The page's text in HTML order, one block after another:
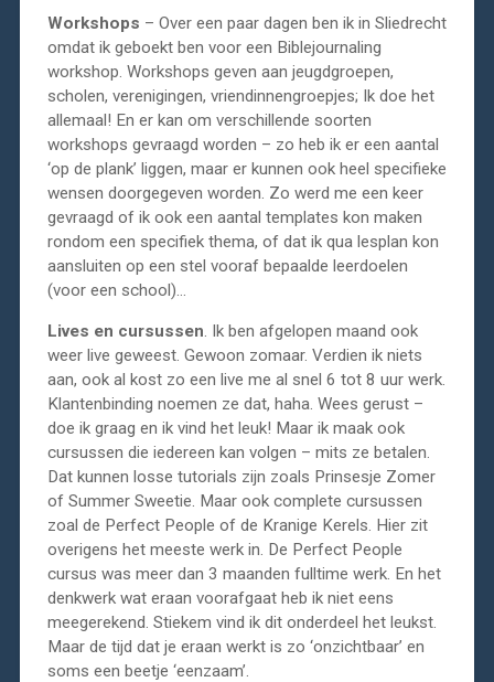
Workshops – Over een paar dagen ben ik in Sliedrecht
omdat ik geboekt ben voor een Biblejournaling
workshop. Workshops geven aan jeugdgroepen,
scholen, verenigingen, vriendinnengroepjes; Ik doe het
allemaal! En er kan om verschillende soorten
workshops gevraagd worden – zo heb ik er een aantal
‘op de plank’ liggen, maar er kunnen ook heel specifieke
wensen doorgegeven worden. Zo werd me een keer
gevraagd of ik ook een aantal templates kon maken
rondom een specifiek thema, of dat ik qua lesplan kon
aansluiten op een stel vooraf bepaalde leerdoelen
(voor een school)…
Lives en cursussen. Ik ben afgelopen maand ook
weer live geweest. Gewoon zomaar. Verdien ik niets
aan, ook al kost zo een live me al snel 6 tot 8 uur werk.
Klantenbinding noemen ze dat, haha. Wees gerust –
doe ik graag en ik vind het leuk! Maar ik maak ook
cursussen die iedereen kan volgen – mits ze betalen.
Dat kunnen losse tutorials zijn zoals Prinsesje Zomer
of Summer Sweetie. Maar ook complete cursussen
zoal de Perfect People of de Kranige Kerels. Hier zit
overigens het meeste werk in. De Perfect People
cursus was meer dan 3 maanden fulltime werk. En het
denkwerk wat eraan voorafgaat heb ik niet eens
meegerekend. Stiekem vind ik dit onderdeel het leukst.
Maar de tijd dat je eraan werkt is zo ‘onzichtbaar’ en
soms een beetje ‘eenzaam’.